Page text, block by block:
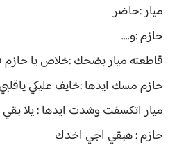
ميار :حاضر
حازم :و....
قاطعته ميار بضحك :خلاص يا
حازم مسك ايدها :خايف عليكي ياقلبي
ميار اتكسفت وشدت ايدها : يلا
حازم : هبقي اجي اخدك